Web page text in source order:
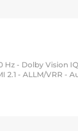
Hz - Dolby Vision
2.1 - ALLM/VRR -